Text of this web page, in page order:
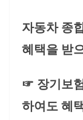
자동차 종
혜택을 받
☞ 장기보
하여도 혜